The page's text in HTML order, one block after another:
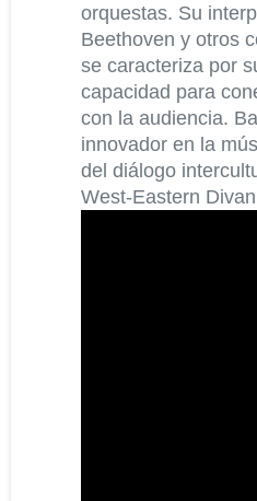
orquestas. Su
Beethoven y otros
se caracteriza por
capacidad para
con la audiencia.
innovador en la
del diálogo
West-Eastern